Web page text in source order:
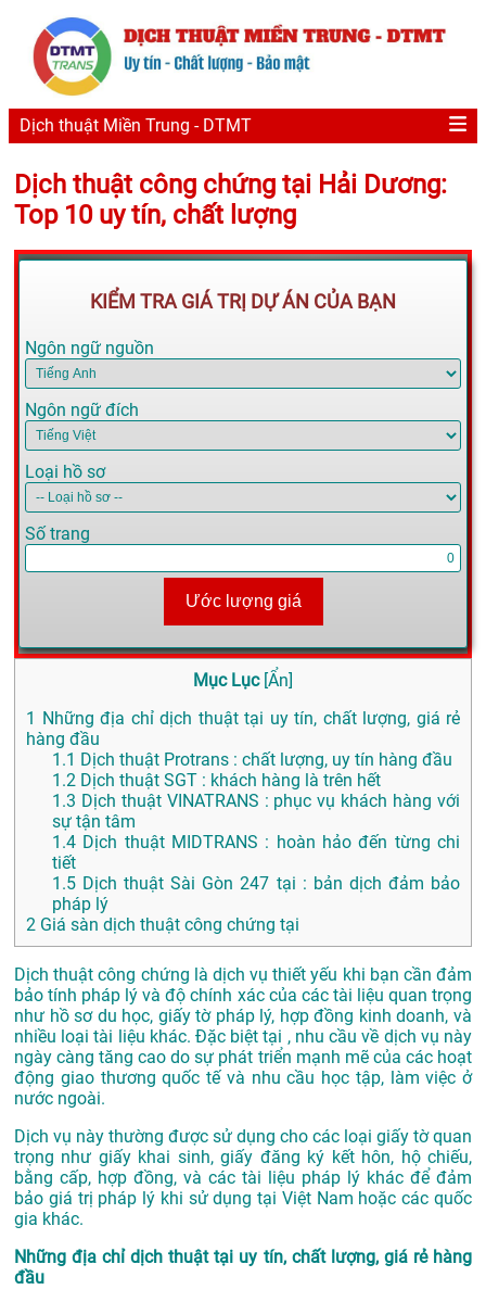
Dịch thuật Miền Trung - DTMT
Dịch thuật công chứng tại Hải Dương:
Top 10 uy tín, chất lượng
KIỂM TRA GIÁ TRỊ DỰ ÁN CỦA BẠN
Ngôn ngữ nguồn
Ngôn ngữ đích
Loại hồ sơ
Số trang
Ước lượng giá
Mục Lục [Ẩn]
1
Những địa chỉ dịch thuật tại uy tín, chất lượng, giá rẻ
hàng đầu
1.1 Dịch thuật Protrans : chất lượng, uy tín hàng đầu
1.2 Dịch thuật SGT : khách hàng là trên hết
1.3 Dịch thuật VINATRANS : phục vụ khách hàng với
sự tận tâm
1.4 Dịch thuật MIDTRANS : hoàn hảo đến từng chi
tiết
1.5 Dịch thuật Sài Gòn 247 tại : bản dịch đảm bảo
pháp lý
2 Giá sàn dịch thuật công chứng tại
Dịch thuật công chứng là dịch vụ thiết yếu khi bạn cần đảm
bảo tính pháp lý và độ chính xác của các tài liệu quan trọng
như hồ sơ du học, giấy tờ pháp lý, hợp đồng kinh doanh, và
nhiều loại tài liệu khác. Đặc biệt tại , nhu cầu về dịch vụ này
ngày càng tăng cao do sự phát triển mạnh mẽ của các hoạt
động giao thương quốc tế và nhu cầu học tập, làm việc ở
nước ngoài.
Dịch vụ này thường được sử dụng cho các loại giấy tờ quan
trọng như giấy khai sinh, giấy đăng ký kết hôn, hộ chiếu,
bằng cấp, hợp đồng, và các tài liệu pháp lý khác để đảm
bảo giá trị pháp lý khi sử dụng tại Việt Nam hoặc các quốc
gia khác.
Những địa chỉ dịch thuật tại uy tín, chất lượng, giá rẻ hàng
đầu